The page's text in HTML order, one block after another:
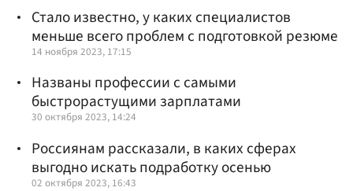
Стало известно, у каких специалистов
меньше всего проблем с подготовкой резюме
14 ноября 2023, 17:15
Названы профессии с самыми
быстрорастущими зарплатами
30 октября 2023, 14:24
Россиянам рассказали, в каких сферах
выгодно искать подработку осенью
02 октября 2023, 16:43